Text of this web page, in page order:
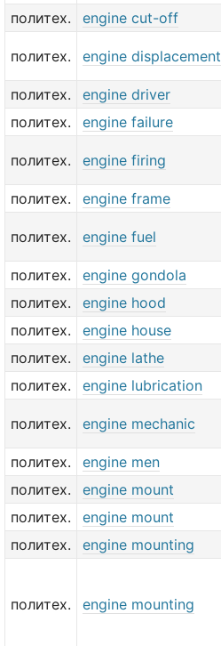
политех.
engine cut-off
политех. engine displacement
политех.
engine driver
политех.
engine failure
политех. engine firing
политех.
engine frame
политех. engine fuel
политех.
engine gondola
политех.
engine hood
политех.
engine house
политех.
engine lathe
политех.
engine lubrication
политех. engine mechanic
политех.
engine men
политех.
engine mount
политех.
engine mount
политех.
engine mounting
политех. engine mounting